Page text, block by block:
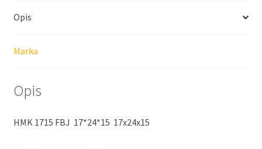
Opis
Marka
Opis
HMK 1715 FBJ 17*24*15 17x24x15